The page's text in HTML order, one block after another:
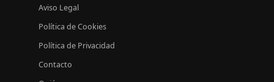
Aviso Legal
Política de Cookies
Política de Privacidad
Contacto